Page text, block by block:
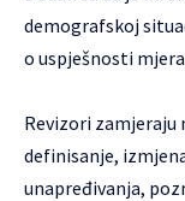
demografskoj
o uspješnosti
Revizori zamjeraju
definisanje,
unapređivanja,